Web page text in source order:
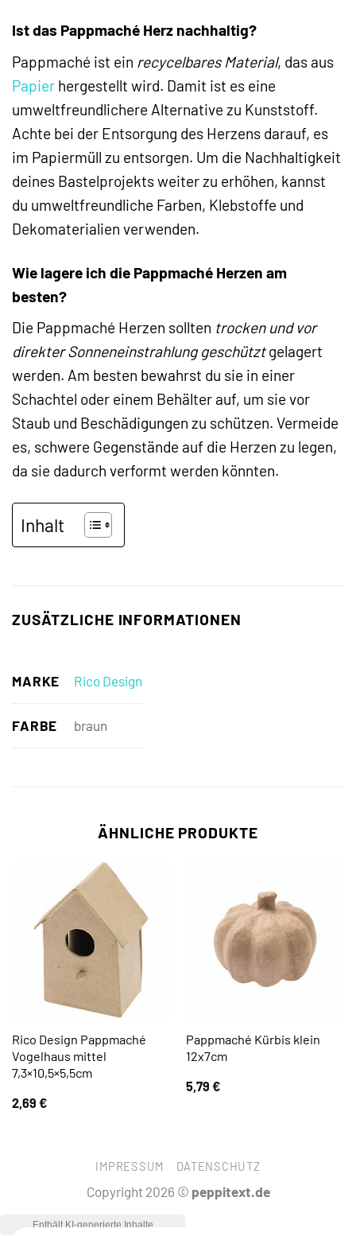
Ist das Pappmaché Herz nachhaltig?
Pappmaché ist ein recycelbares Material, das aus
Papier hergestellt wird. Damit ist es eine
umweltfreundlichere Alternative zu Kunststoff.
Achte bei der Entsorgung des Herzens darauf, es
im Papiermüll zu entsorgen. Um die Nachhaltigkeit
deines Bastelprojekts weiter zu erhöhen, kannst
du umweltfreundliche Farben, Klebstoffe und
Dekomaterialien verwenden.
Wie lagere ich die Pappmaché Herzen am
besten?
Die Pappmaché Herzen sollten trocken und vor
direkter Sonneneinstrahlung geschütztgelagert
werden. Am besten bewahrst du sie in einer
Schachtel oder einem Behälter auf, um sie vor
Staub und Beschädigungen zu schützen. Vermeide
es, schwere Gegenstände auf die Herzen zu legen,
da sie dadurch verformt werden könnten.
Inhalt
ZUSÄTZLICHE INFORMATIONEN
MARKE Rico Design
FARBE braun
ÄHNLICHE PRODUKTE
Rico Design Pappmaché
Vogelhaus mittel
7,3×10,5×5,5cm
2,69 €
Pappmaché Kürbis klein
12x7cm
5,79 €
IMPRESSUM DATENSCHUTZ
Copyright 2026 © peppitext.de